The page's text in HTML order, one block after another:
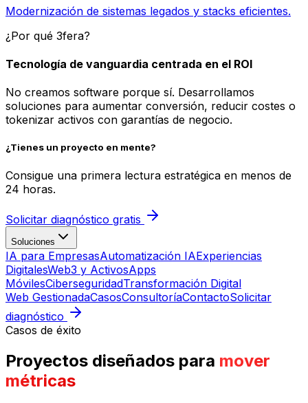
Modernización de sistemas legados y stacks eficientes.
¿Por qué 3fera?
Tecnología de vanguardia centrada en el ROI
No creamos software porque sí. Desarrollamos
soluciones para aumentar conversión, reducir costes o
tokenizar activos con garantías de negocio.
¿Tienes un proyecto en mente?
Consigue una primera lectura estratégica en menos de
24 horas.
Solicitar diagnóstico gratis
Soluciones
IA para EmpresasAutomatización IAExperiencias
DigitalesWeb3 y ActivosApps
MóvilesCiberseguridadTransformación Digital
Web GestionadaCasosConsultoríaContactoSolicitar
diagnóstico
Casos de éxito
Proyectos diseñados para mover
métricas